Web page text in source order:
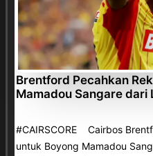
Brentford Pecahkan
Mamadou Sangare dari
#CAIRSCORE Cairbos
untuk Boyong Mamadou